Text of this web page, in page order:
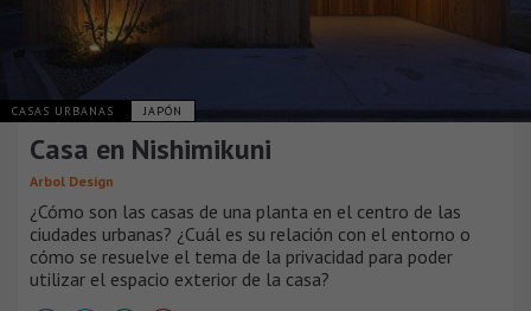
CASAS URBANAS JAPÓN
Casa en Nishimikuni
Arbol Design
¿Cómo son las casas de una planta en el centro de las
ciudades urbanas? ¿Cuál es su relación con el entorno o
cómo se resuelve el tema de la privacidad para poder
utilizar el espacio exterior de la casa?